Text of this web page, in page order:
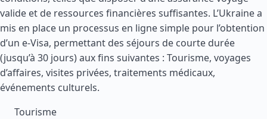
valide et de ressources financières suffisantes. L’Ukraine a
mis en place un processus en ligne simple pour l’obtention
d’un e-Visa, permettant des séjours de courte durée
(jusqu’à 30 jours) aux fins suivantes : Tourisme, voyages
d’affaires, visites privées, traitements médicaux,
événements culturels.
Tourisme